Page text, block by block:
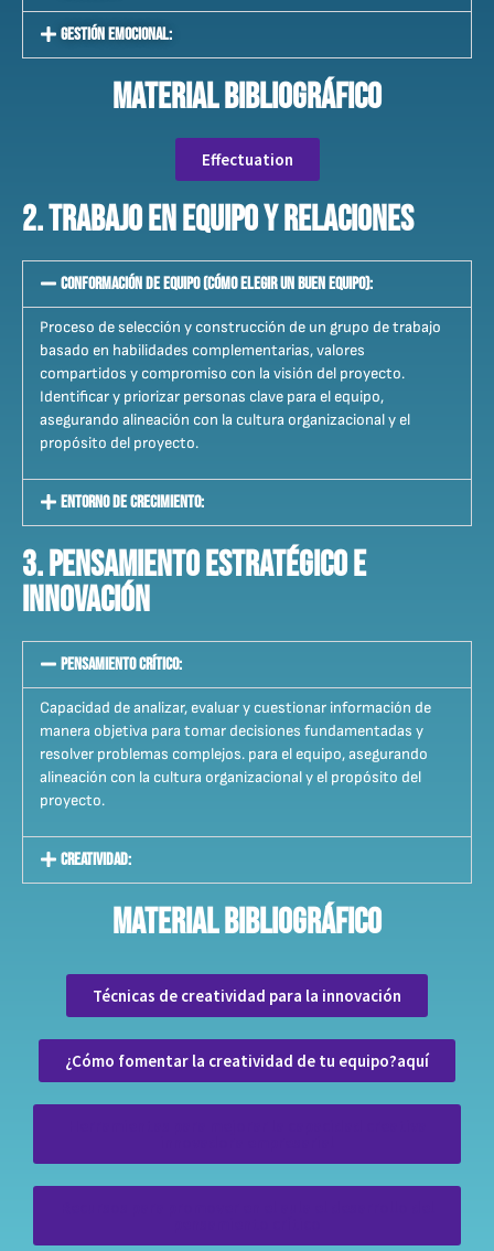
Gestión Emocional:
Material biblioGráfico
Effectuation
2. Trabajo en Equipo y Relaciones
Conformación de Equipo (Cómo Elegir un Buen Equipo):
Proceso de selección y construcción de un grupo de trabajo
basado en habilidades complementarias, valores
compartidos y compromiso con la visión del proyecto.
Identificar y priorizar personas clave para el equipo,
asegurando alineación con la cultura organizacional y el
propósito del proyecto.
Entorno de Crecimiento:
3. Pensamiento Estratégico e
Innovación
Pensamiento Crítico:
Capacidad de analizar, evaluar y cuestionar información de
manera objetiva para tomar decisiones fundamentadas y
resolver problemas complejos. para el equipo, asegurando
alineación con la cultura organizacional y el propósito del
proyecto.
Creatividad:
Material biblioGráfico
Técnicas de creatividad para la innovación
¿Cómo fomentar la creatividad de tu equipo?aquí